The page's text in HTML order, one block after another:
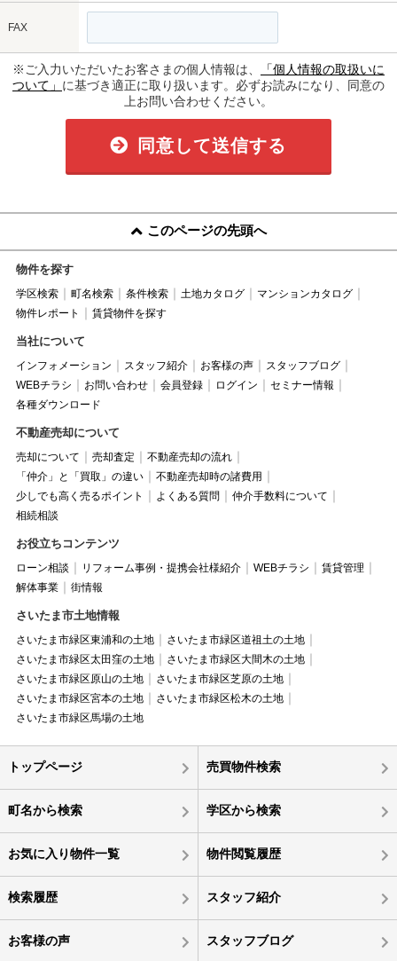
FAX
※ご入力いただいたお客さまの個人情報は、
「個人情報の取扱いに
ついて」 に基づき適正に取り扱います。必ずお読みになり、同意の
上お問い合わせください。
同意して送信する
このページの先頭へ
物件を探す
学区検索 町名検索 条件検索 土地カタログ
マンションカタログ
物件レポート
賃貸物件を探す
当社について
インフォメーション スタッフ紹介 お客様の声
スタッフブログ
WEBチラシ
お問い合わせ 会員登録 ログイン
セミナー情報
各種ダウンロード
不動産売却について
売却について 売却査定
不動産売却の流れ
「仲介」と「買取」の違い
不動産売却時の諸費用
少しでも高く売るポイント
よくある質問
仲介手数料について
相続相談
お役立ちコンテンツ
ローン相談 リフォーム事例・提携会社様紹介 WEBチラシ
賃貸管理
解体事業
街情報
さいたま市土地情報
さいたま市緑区東浦和の土地
さいたま市緑区道祖土の土地
さいたま市緑区太田窪の土地
さいたま市緑区大間木の土地
さいたま市緑区原山の土地
さいたま市緑区芝原の土地
さいたま市緑区宮本の土地
さいたま市緑区松木の土地
さいたま市緑区馬場の土地
トップページ 売買物件検索
町名から検索 学区から検索
お気に入り物件一覧 物件閲覧履歴
検索履歴 スタッフ紹介
お客様の声 スタッフブログ